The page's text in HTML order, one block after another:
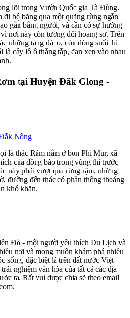
lõi trong Vườn Quốc gia Tà Ðùng.
đi bộ băng qua một quãng rừng ngắn
gần bằng người, và cần có sự hướng
nơi này còn tương đối hoang sơ. Trên
những tảng đá to, còn dòng suối thì
là cây lồ ô thẳng tắp, đan xen vào nhau
tại Huyện Đăk Glong -
Nông
là thác Rậm nằm ở bon Phi Mur, xã
của đồng bào trong vùng thì trước
này phải vượt qua rừng rậm, những
đường đến thác có phần thông thoáng
khó khăn.
Đỗ - một người yêu thích Du Lịch và
nơi và mong muốn khám phá nhiều
sống, đặc biệt là trên đất nước Việt
nghiệm văn hóa của tất cả các địa
ta. Rất vui được chia sẻ theo email